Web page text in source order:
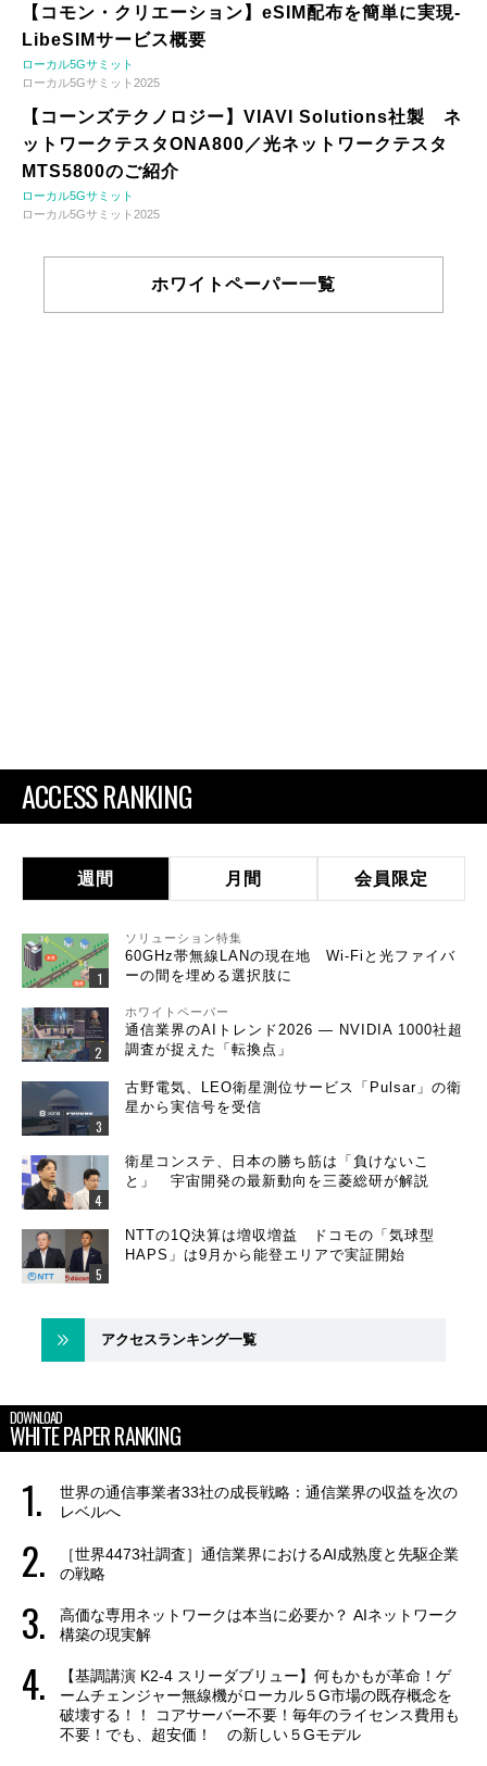
【コモン・クリエーション】eSIM配布を簡単に実現-
LibeSIMサービス概要
ローカル5Gサミット
ローカル5Gサミット2025
【コーンズテクノロジー】VIAVI Solutions社製 ネ
ットワークテスタONA800／光ネットワークテスタ
MTS5800のご紹介
ローカル5Gサミット
ローカル5Gサミット2025
ホワイトペーパー一覧
ACCESS RANKING
週間 月間 会員限定
ソリューション特集
60GHz帯無線LANの現在地 Wi-Fiと光ファイバ
ーの間を埋める選択肢に
ホワイトペーパー
通信業界のAIトレンド2026 ― NVIDIA 1000社超
調査が捉えた「転換点」
古野電気、LEO衛星測位サービス「Pulsar」の衛
星から実信号を受信
衛星コンステ、日本の勝ち筋は「負けないこ
と」 宇宙開発の最新動向を三菱総研が解説
NTTの1Q決算は増収増益 ドコモの「気球型
HAPS」は9月から能登エリアで実証開始
アクセスランキング一覧
DOWNLOAD
WHITE PAPER RANKING
世界の通信事業者33社の成長戦略：通信業界の収益を次の
レベルへ
［世界4473社調査］通信業界におけるAI成熟度と先駆企業
の戦略
高価な専用ネットワークは本当に必要か？ AIネットワーク
構築の現実解
【基調講演 K2-4 スリーダブリュー】何もかもが革命！ゲ
ームチェンジャー無線機がローカル５G市場の既存概念を
破壊する！！ コアサーバー不要！毎年のライセンス費用も
不要！でも、超安価！ の新しい５Gモデル